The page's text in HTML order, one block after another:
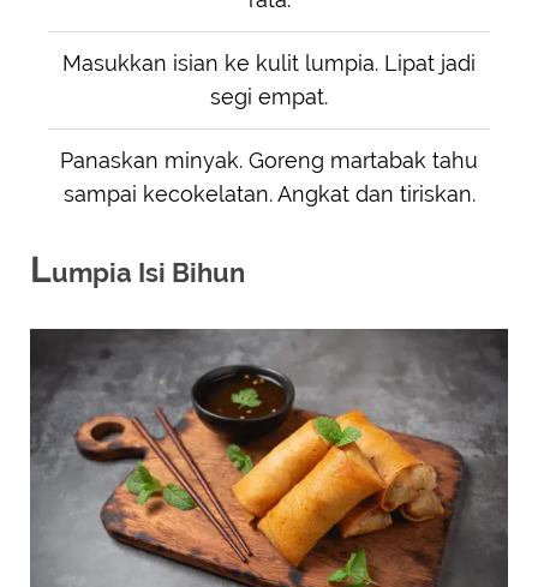
Masukkan isian ke kulit lumpia. Lipat jadi
segi empat.
Panaskan minyak. Goreng martabak tahu
sampai kecokelatan. Angkat dan tiriskan.
Lumpia Isi Bihun